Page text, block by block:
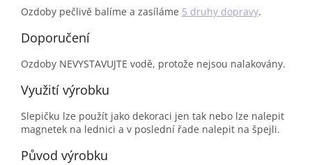
Ozdoby pečlivě balíme a zasíláme 5 druhy dopravy.
Doporučení
Ozdoby NEVYSTAVUJTE vodě, protože nejsou nalakovány.
Využití výrobku
Slepičku lze použít jako dekoraci jen tak nebo lze nalepit
magnetek na lednici a v poslední řade nalepit na špejli.
Původ výrobku